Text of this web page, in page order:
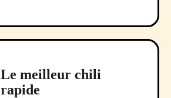
Le meilleur chili
rapide